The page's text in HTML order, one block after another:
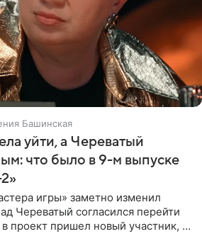
Башинская
уйти, а Череватый
что было в 9-м выпуске
игры» заметно изменил
Череватый согласился перейти
проект пришел новый участник, а